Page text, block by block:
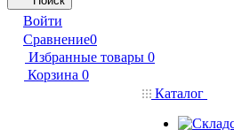
Войти
Сравнение0
Избранные товары 0
Корзина 0
Каталог